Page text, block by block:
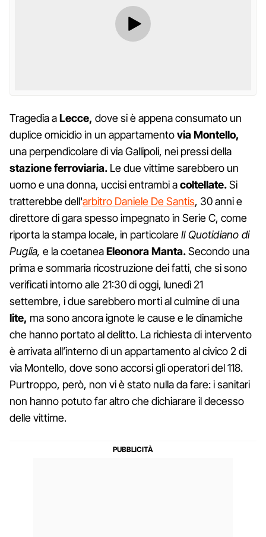
Tragedia aLecce, dove si è appena consumato un
duplice omicidio in un appartamentovia Montello,
una perpendicolare di via Gallipoli, nei pressi della
stazione ferroviaria. Le due vittime sarebbero un
uomo e una donna, uccisi entrambi acoltellate.Si
tratterebbe dell'arbitro Daniele De Santis, 30 anni e
direttore di gara spesso impegnato in Serie C, come
riporta la stampa locale, in particolareIl Quotidiano di
Puglia,e la coetaneaEleonora Manta.Secondo una
prima e sommaria ricostruzione dei fatti, che si sono
verificati intorno alle 21:30 di oggi, lunedì 21
settembre, i due sarebbero morti al culmine di una
lite, ma sono ancora ignote le cause e le dinamiche
che hanno portato al delitto. La richiesta di intervento
è arrivata all’interno di un appartamento al civico 2 di
via Montello, dove sono accorsi gli operatori del 118.
Purtroppo, però, non vi è stato nulla da fare: i sanitari
non hanno potuto far altro che dichiarare il decesso
delle vittime.